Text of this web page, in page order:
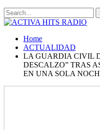
Home
ACTUALIDAD
LA GUARDIA CIVIL
DESCALZO” TRAS
EN UNA SOLA